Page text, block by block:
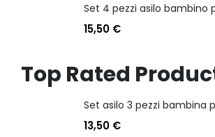
15,50 €
Top Rated
13,50 €